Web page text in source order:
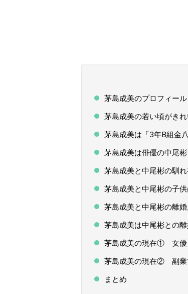
茅島成美のプロフィール
茅島成美の若い頃がき
茅島成美は「3年B組金
茅島成美は俳優の中尾
茅島成美と中尾彬の馴
茅島成美と中尾彬の子
茅島成美と中尾彬の離
茅島成美は中尾彬との
茅島成美の現在① 女優
茅島成美の現在② 副業
まとめ